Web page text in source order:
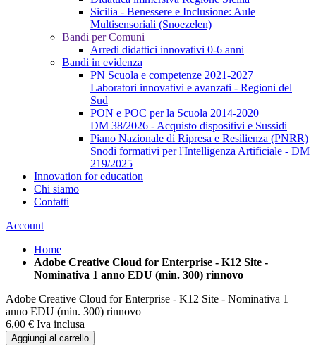
Sicilia - Benessere e Inclusione: Aule
Multisensoriali (Snoezelen)
Bandi per Comuni
Arredi didattici innovativi 0-6 anni
Bandi in evidenza
PN Scuola e competenze 2021-2027
Laboratori innovativi e avanzati - Regioni del
Sud
PON e POC per la Scuola 2014-2020
DM 38/2026 - Acquisto dispositivi e Sussidi
Piano Nazionale di Ripresa e Resilienza (PNRR)
Snodi formativi per l'Intelligenza Artificiale - DM
219/2025
Innovation for education
Chi siamo
Contatti
Account
Home
Adobe Creative Cloud for Enterprise - K12 Site -
Nominativa 1 anno EDU (min. 300) rinnovo
Adobe Creative Cloud for Enterprise - K12 Site - Nominativa 1
anno EDU (min. 300) rinnovo
6,00 € Iva inclusa
Aggiungi al carrello